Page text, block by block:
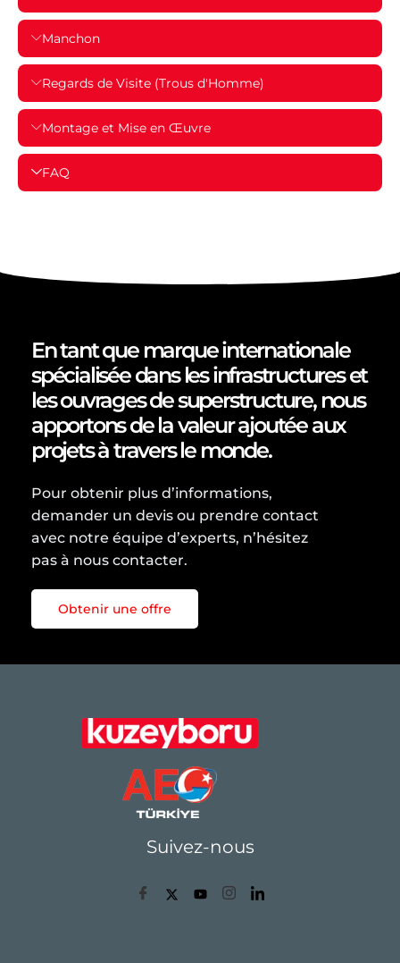
Manchon
Regards de Visite (Trous d'Homme)
Montage et Mise en Œuvre
FAQ
En tant que marque internationale
spécialisée dans les infrastructures et
les ouvrages de superstructure, nous
apportons de la valeur ajoutée aux
projets à travers le monde.
Pour obtenir plus d’informations,
demander un devis ou prendre contact
avec notre équipe d’experts, n’hésitez
pas à nous contacter.
Obtenir une offre
Suivez-nous